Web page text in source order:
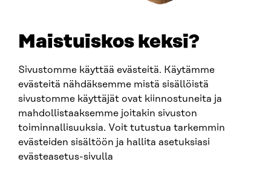
Maistuiskos keksi?
Sivustomme käyttää evästeitä. Käytämme
evästeitä nähdäksemme mistä sisällöistä
sivustomme käyttäjät ovat kiinnostuneita ja
mahdollistaaksemme joitakin sivuston
toiminnallisuuksia. Voit tutustua tarkemmin
evästeiden sisältöön ja hallita asetuksiasi
evästeasetus-sivulla
SITRA SOSIAALISESSA MEDIASSA
LinkedIn
Instagram
YouTube